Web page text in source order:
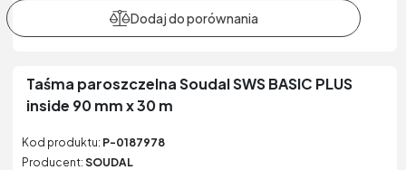
Taśma paroszczelna Soudal SWS BASIC PLUS
inside 90 mm x 30 m
Kod produktu: P-0187978
Producent: SOUDAL